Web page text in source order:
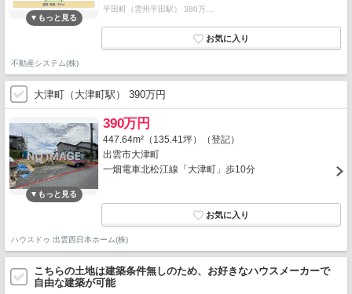
平田町（雲州平田駅） 380万…
不動産システム(株)
大津町（大津町駅） 390万円
390万円
447.64m²（135.41坪）（登記）
出雲市大津町
一畑電車北松江線「大津町」歩10分
ハウスドゥ 出雲西日本ホーム(株)
こちらの土地は建築条件無しのため、お好きなハウスメーカーで
自由な建築が可能